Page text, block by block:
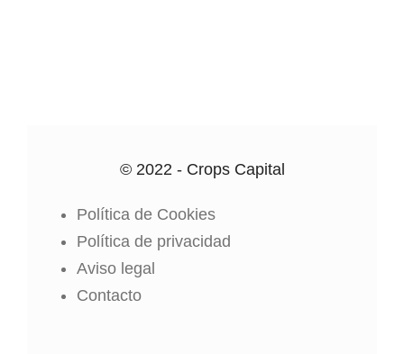
© 2022 - Crops Capital
Política de Cookies
Política de privacidad
Aviso legal
Contacto